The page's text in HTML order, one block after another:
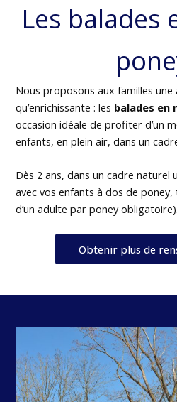
Les balades
Nous proposons aux familles une
qu’enrichissante : les balades en
occasion idéale de profiter d’un
enfants, en plein air, dans un
Dès 2 ans, dans un cadre naturel
avec vos enfants à dos de
d’un adulte par poney obligatoire).
Obtenir plus de